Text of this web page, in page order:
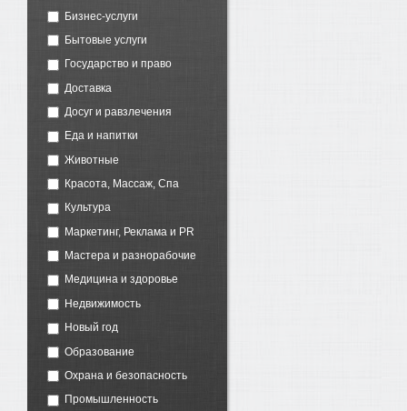
Бизнес-услуги
Бытовые услуги
Государство и право
Доставка
Досуг и равзлечения
Еда и напитки
Животные
Красота, Массаж, Спа
Культура
Маркетинг, Реклама и PR
Мастера и разнорабочие
Медицина и здоровье
Недвижимость
Новый год
Образование
Охрана и безопасность
Промышленность